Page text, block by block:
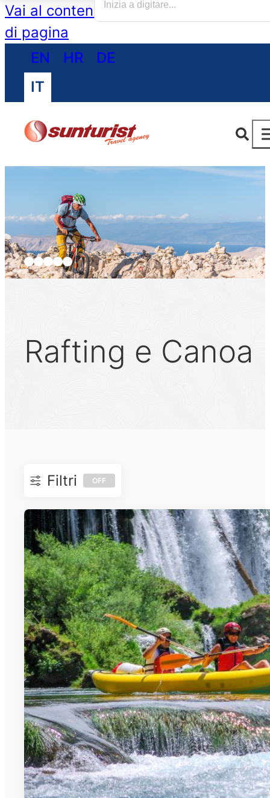
Vai al contenuto principale
di pagina
EN
HR
DE
IT
Rafting e Canoa
Filtri OFF